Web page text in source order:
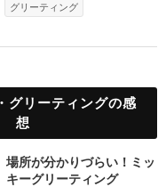
グリーティング
グリーティングの感
想
場所が分かりづらい！ミッ
キーグリーティング